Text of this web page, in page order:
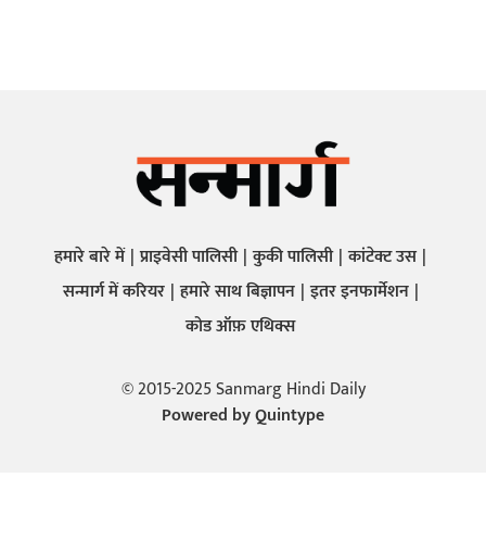
हमारे बारे में प्राइवेसी पालिसी कुकी पालिसी कांटेक्ट उस
सन्मार्ग में करियर हमारे साथ बिज्ञापन इतर इनफार्मेशन
कोड ऑफ़ एथिक्स
© 2015-2025 Sanmarg Hindi Daily
Powered byQuintype